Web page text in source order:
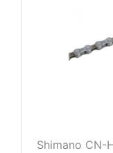
Shimano CN-